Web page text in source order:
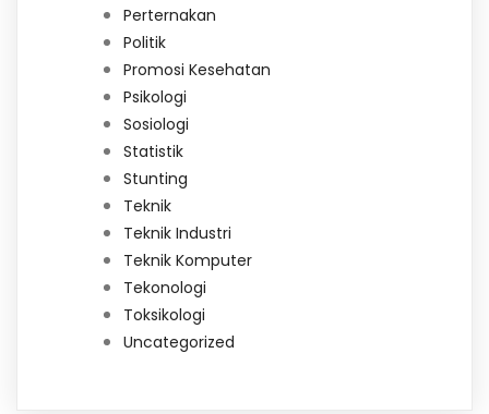
Perternakan
Politik
Promosi Kesehatan
Psikologi
Sosiologi
Statistik
Stunting
Teknik
Teknik Industri
Teknik Komputer
Tekonologi
Toksikologi
Uncategorized